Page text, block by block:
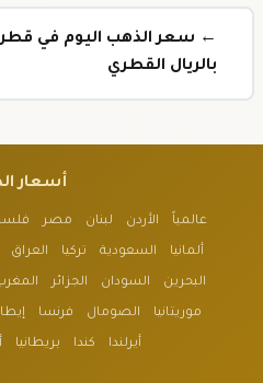
بالريال القطري
أسعار
عالمياً الأردن لبنان مصر
ألمانيا السعودية تركيا العراق
البحرين السودان الجزائر
موريتانيا الصومال فرنسا
أيرلندا كندا بريطانيا